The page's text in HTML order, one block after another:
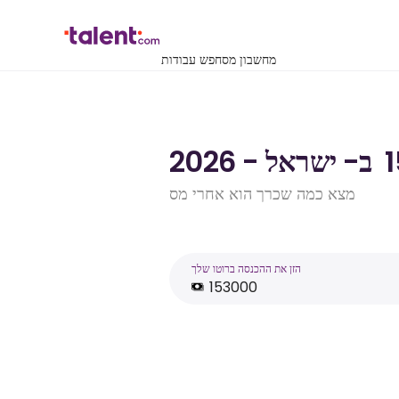
חפש עבודותמחשבון מס
מצא כמה שכרך הוא אחרי מס
הזן את ההכנסה ברוטו שלך